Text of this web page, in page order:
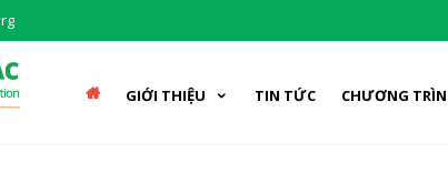
GIỚI THIỆU TIN TỨC CHƯƠNG